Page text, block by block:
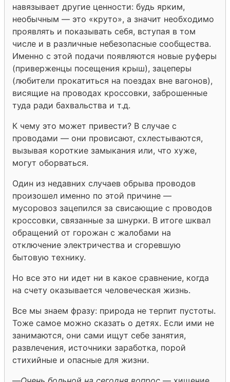
навязывает другие ценности: будь ярким,
необычным — это «круто», а значит необходимо
проявлять и показывать себя, вступая в том
числе и в различные небезопасные сообщества.
Именно с этой подачи появляются новые руферы
(приверженцы посещения крыш), зацеперы
(любители прокатиться на поездах вне вагонов),
висящие на проводах кроссовки, заброшенные
туда ради бахвальства и т.д.
К чему это может привести? В случае с
проводами — они провисают, схлестываются,
вызывая короткие замыкания или, что хуже,
могут оборваться.
Один из недавних случаев обрыва проводов
произошел именно по этой причине —
мусоровоз зацепился за свисающие с проводов
кроссовки, связанные за шнурки. В итоге шквал
обращений от горожан с жалобами на
отключение электричества и сгоревшую
бытовую технику.
Но все это ни идет ни в какое сравнение, когда
на счету оказывается человеческая жизнь.
Все мы знаем фразу: природа не терпит пустоты.
Тоже самое можно сказать о детях. Если ими не
занимаются, они сами ищут себе занятия,
развлечения, источники заработка, порой
стихийные и опасные для жизни.